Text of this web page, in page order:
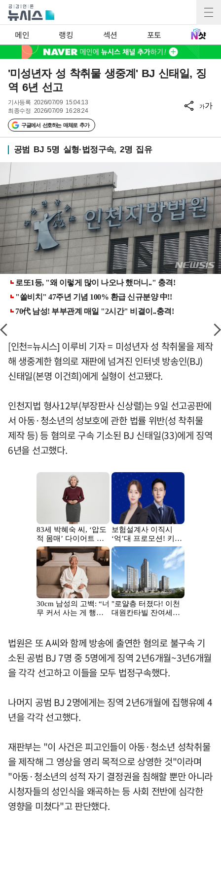
메인 랭킹 섹션 포토
'미성년자 성 착취물 생중계' BJ 신태일, 징
역 6년 선고
기사등록 2026/07/09 15:04:13
최종수정 2026/07/09 16:28:24
구글에서 선호하는 매체로 추가
가가
공범 BJ 5명 실형·법정구속, 2명 집유
[인천=뉴시스] 이루비 기자 = 미성년자 성 착취물을 제작
해 생중계한 혐의로 재판에 넘겨진 인터넷 방송인(BJ)
신태일(본명 이건희)에게 실형이 선고됐다.
인천지법 형사12부(부장판사 신상렬)는 9일 선고공판에
서 아동·청소년의 성보호에 관한 법률 위반(성 착취물
제작 등) 등 혐의로 구속 기소된 BJ 신태일(33)에게 징역
6년을 선고했다.
법원은 또 A씨와 함께 방송에 출연한 혐의로 불구속 기
소된 공범 BJ 7명 중 5명에게 징역 2년6개월~3년6개월
을 각각 선고하고 이들을 모두 법정구속했다.
나머지 공범 BJ 2명에게는 징역 2년6개월에 집행유예 4
년을 각각 선고했다.
재판부는 "이 사건은 피고인들이 아동·청소년 성착취물
을 제작해 그 영상을 영리 목적으로 상영한 것"이라며
"아동·청소년의 성적 자기 결정권을 침해할 뿐만 아니라
시청자들의 성인식을 왜곡하는 등 사회 전반에 심각한
영향을 미쳤다"고 판단했다.